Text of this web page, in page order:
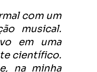
com um
musical.
em uma
científico.
na minha